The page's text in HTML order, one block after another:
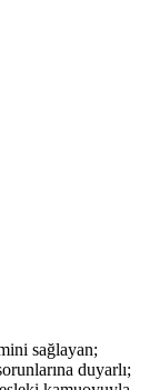
sağlayan;
duyarlı;